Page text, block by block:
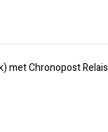
met Chronopost Relais